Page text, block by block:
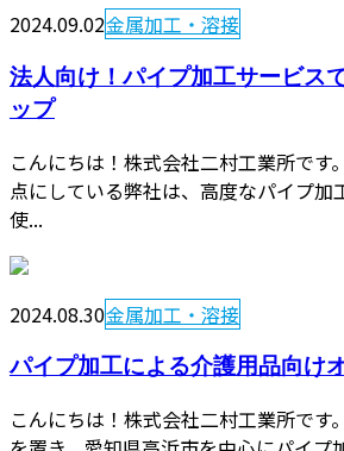
2024.09.02金属加工・溶接
法人向け！パイプ加工サービス
ップ
こんにちは！株式会社二村工業所です
点にしている弊社は、高度なパイプ加
使...
2024.08.30金属加工・溶接
パイプ加工による介護用品向け
こんにちは！株式会社二村工業所です